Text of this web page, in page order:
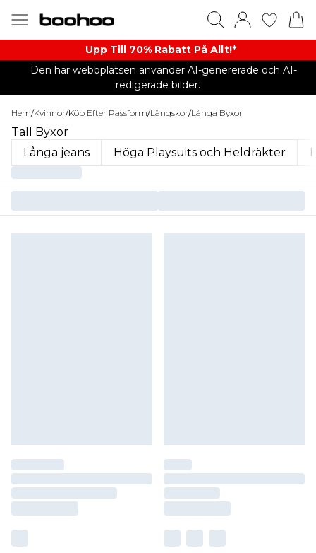
Upp Till 70% Rabatt På Allt!*
Den här webbplatsen använder AI-genererade och AI-
redigerade bilder.
Hem/Kvinnor/Köp Efter Passform/Långskor/Långa Byxor
Tall Byxor
Långa jeans
Höga Playsuits och Heldräkter